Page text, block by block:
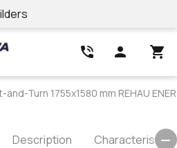
and-Turn 1755x1580 mm REHAU
Description Characteristics